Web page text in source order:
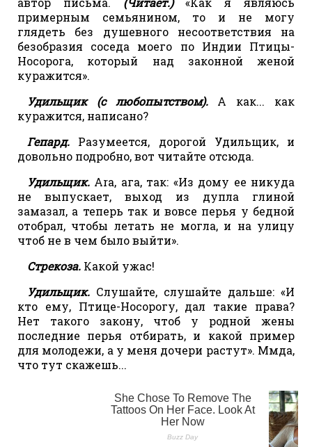
примерным семьянином, то и не могу
глядеть без душевного несоответствия на
безобразия соседа моего по Индии Птицы-
Носорога, который над законной женой
куражится».
Удильщик (с любопытством).А как... как
куражится, написано?
Гепард. Разумеется, дорогой Удильщик, и
довольно подробно, вот читайте отсюда.
Удильщик. Ara, ага, так: «Из дому ее никуда
не выпускает, выход из дупла глиной
замазал, а теперь так и вовсе перья у бедной
отобрал, чтобы летать не могла, и на улицу
чтоб не в чем было выйти».
Стрекоза. Какой ужас!
Удильщик. Слушайте, слушайте дальше: «И
кто ему, Птице-Носорогу, дал такие права?
Нет такого закону, чтоб у родной жены
последние перья отбирать, и какой пример
для молодежи, а у меня дочери растут». Ммда,
что тут скажешь...